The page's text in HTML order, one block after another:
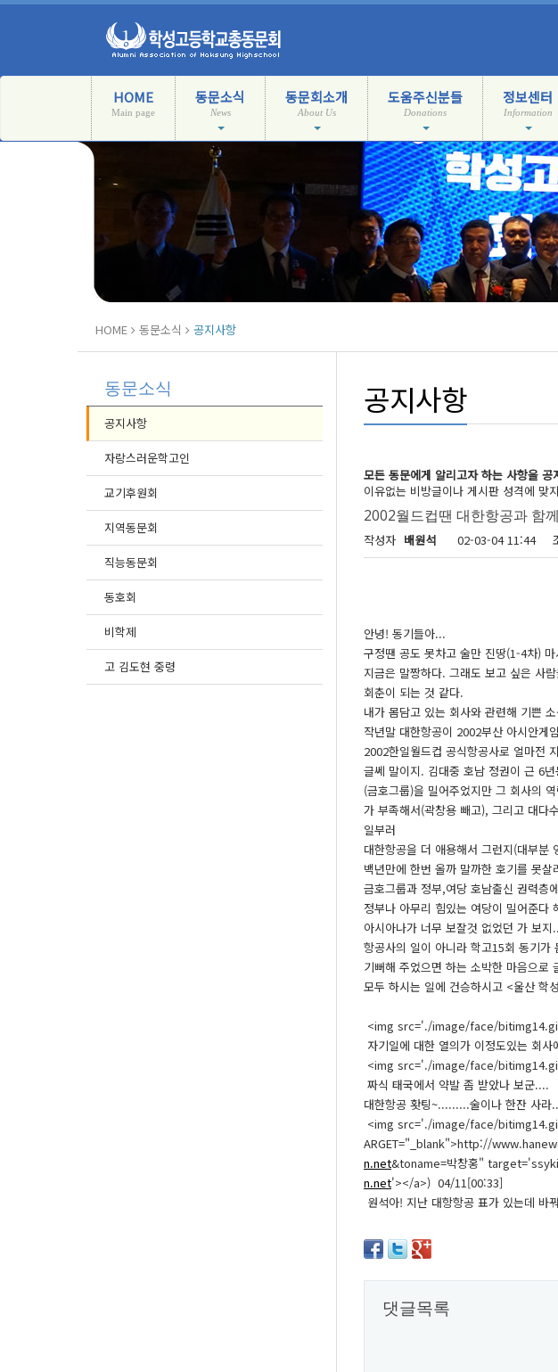
HOME
Main page
동문소식
News
동문회소개
About Us
도움주신분들
Donations
정보센터
Information
HOME 동문소식 공지사항
동문소식
공지사항
자랑스러운학고인
교기후원회
지역동문회
직능동문회
동호회
비학제
고 김도현 중령
공지사항
모든 동문에게 알리고자 하는 사항을 공
이유없는 비방글이나 게시판 성격에 맞
2002월드컵땐 대한항공과 함
페이지 정보
작성자 배원석 02-03-04 11:44
관련링크
안녕! 동기들아...
구정땐 공도 못차고 술만 진땅(1-4차)
지금은 말짱하다. 그래도 보고 싶은 사
회춘이 되는 것 같다.
내가 몸담고 있는 회사와 관련해 기쁜
작년말 대한항공이 2002부산 아시안게
2002한일월드컵 공식항공사로 얼마전
글쎄 말이지. 김대중 호남 정권이 근 6
(금호그룹)을 밀어주었지만 그 회사의
가 부족해서(곽창용 빼고), 그리고 대다
일부러
대한항공을 더 애용해서 그런지(대부분
백년만에 한번 올까 말까한 호기를 못
금호그룹과 정부,여당 호남출신 권력층
정부나 아무리 힘있는 여당이 밀어준다
아시아나가 너무 보잘것 없었던 가 보
항공사의 일이 아니라 학고15회 동기가
기뻐해 주었으면 하는 소박한 마음으로
모두 하시는 일에 건승하시고 <울산 학
<img src='./image/face/
자기일에 대한 열의가 이정도있는 회
<img src='./image/face/
짜식 태국에서 약발 좀 받았나 보군....
대한항공 홧팅~.........술이나 한잔 사라
<img src='./image/face/
ARGET="_blank">http://
n.net&toname=박창홍"
n.net'></a>) 04/11[00:33]
원석아! 지난 대항항공 표가 있는데 바
댓글목록